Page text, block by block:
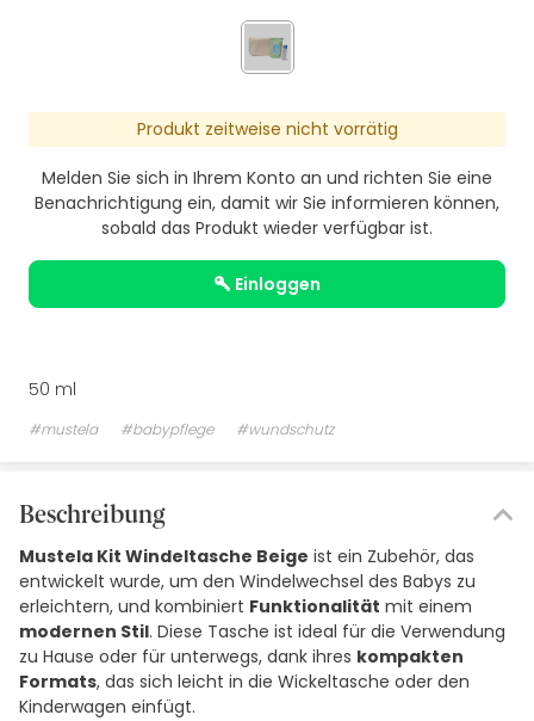
Produkt zeitweise nicht vorrätig
Melden Sie sich in Ihrem Konto an und richten Sie eine
Benachrichtigung ein, damit wir Sie informieren können,
sobald das Produkt wieder verfügbar ist.
einloggen
50 ml
#mustela #babypflege #wundschutz
Beschreibung
Mustela Kit Windeltasche Beige ist ein Zubehör, das
entwickelt wurde, um den Windelwechsel des Babys zu
erleichtern, und kombiniert Funktionalität mit einem
modernen Stil. Diese Tasche ist ideal für die Verwendung
zu Hause oder für unterwegs, dank ihres kompakten
Formats, das sich leicht in die Wickeltasche oder den
Kinderwagen einfügt.